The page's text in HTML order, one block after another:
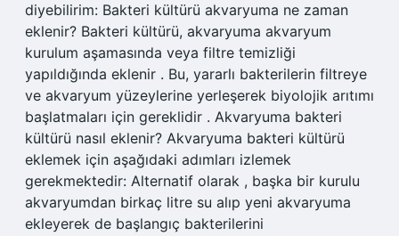
diyebilirim: Bakteri kültürü akvaryuma ne zaman
eklenir? Bakteri kültürü, akvaryuma akvaryum
kurulum aşamasında veya filtre temizliği
yapıldığında eklenir . Bu, yararlı bakterilerin filtreye
ve akvaryum yüzeylerine yerleşerek biyolojik arıtımı
başlatmaları için gereklidir . Akvaryuma bakteri
kültürü nasıl eklenir? Akvaryuma bakteri kültürü
eklemek için aşağıdaki adımları izlemek
gerekmektedir: Alternatif olarak , başka bir kurulu
akvaryumdan birkaç litre su alıp yeni akvaryuma
ekleyerek de başlangıç bakterilerini